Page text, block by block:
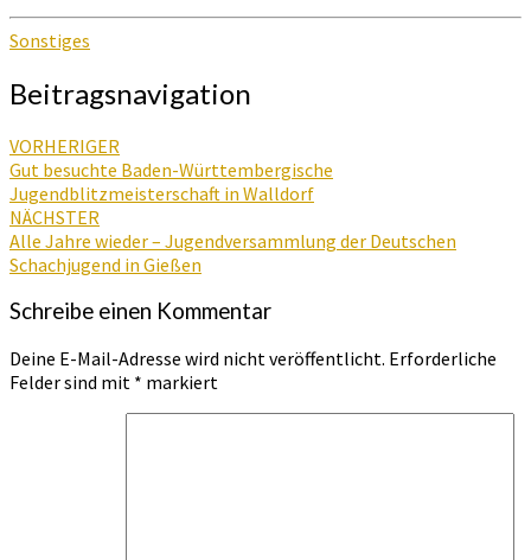
Sonstiges
Beitragsnavigation
VORHERIGER
Gut besuchte Baden-Württembergische
Jugendblitzmeisterschaft in Walldorf
NÄCHSTER
Alle Jahre wieder – Jugendversammlung der Deutschen
Schachjugend in Gießen
Schreibe einen Kommentar
Deine E-Mail-Adresse wird nicht veröffentlicht. Erforderliche
Felder sind mit * markiert